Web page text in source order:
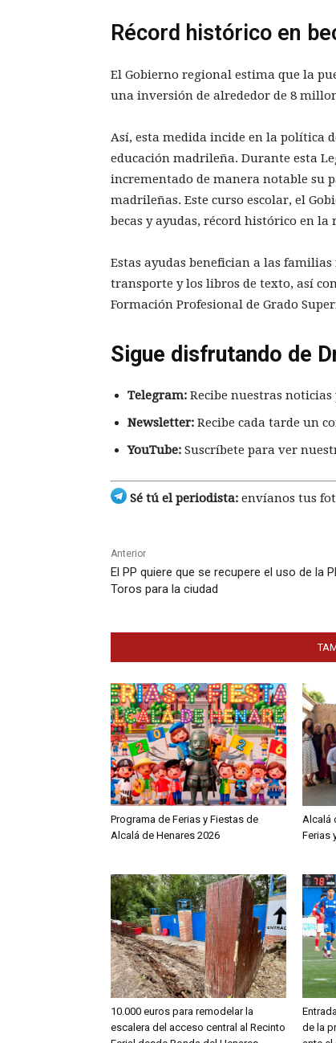
Récord histórico en
El Gobierno regional estima que la
una inversión de alrededor de 8
Así, esta medida incide en la política
educación madrileña. Durante esta
incrementado de manera notable su
madrileñas. Este curso escolar, el
becas y ayudas, récord histórico en
Estas ayudas benefician a las
transporte y los libros de texto, así
Formación Profesional de Grado
Sigue disfrutando de
Telegram: Recibe nuestras
Newsletter: Recibe cada tarde un
YouTube: Suscríbete para ver
Sé tú el periodista: envíanos tus
Anterior
El PP quiere que se recupere el uso de la
Toros para la ciudad
Programa de Ferias y Fiestas de
Alcalá de Henares 2026
Alcalá
Ferias
10.000 euros para remodelar la
escalera del acceso central al Recinto
de la